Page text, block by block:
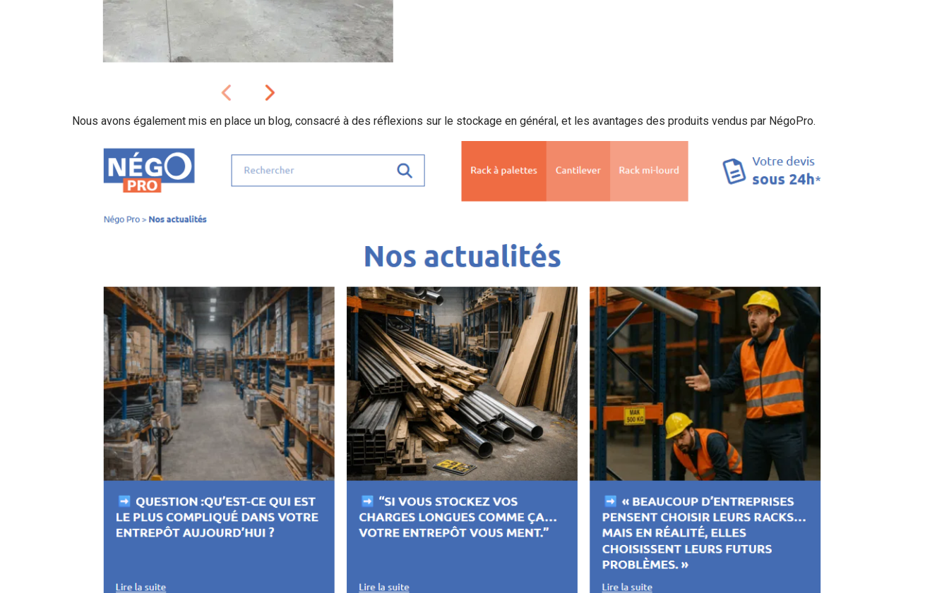
Nous avons également mis en place un blog, consacré à des réflexions sur le stockage en général, et les avantages des produits vendus par NégoPro.